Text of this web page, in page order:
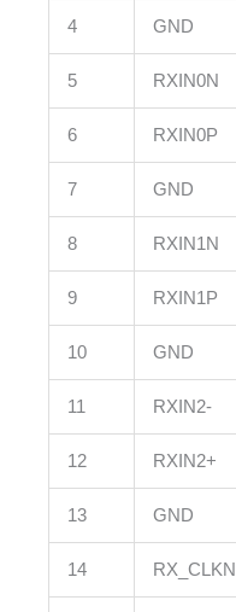
4 GND
5 RXIN0N
6 RXIN0P
7 GND
8 RXIN1N
9 RXIN1P
10 GND
11 RXIN2-
12 RXIN2+
13 GND
14 RX_CLKN